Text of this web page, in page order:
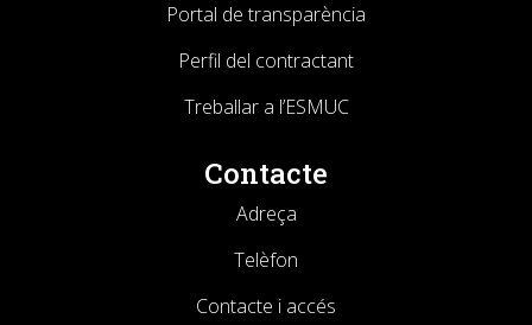
Portal de transparència
Perfil del contractant
Treballar a l’ESMUC
Contacte
Adreça
Telèfon
Contacte i accés